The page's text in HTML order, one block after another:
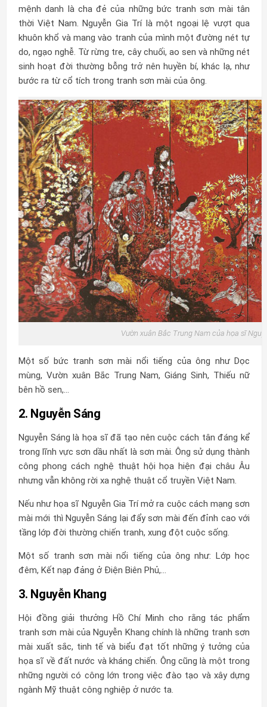
mệnh danh là cha đẻ của những bức tranh sơn mài tân
thời Việt Nam. Nguyễn Gia Trí là một ngoại lệ vượt qua
khuôn khổ và mang vào tranh của mình một đường nét tự
do, ngạo nghễ. Từ rừng tre, cây chuối, ao sen và những nét
sinh hoạt đời thường bỗng trở nên huyền bí, khác lạ, như
bước ra từ cổ tích trong tranh sơn mài của ông.
Vườn xuân Bắc Trung Nam của họa sĩ
Một số bức tranh sơn mài nổi tiếng của ông như Dọc
mùng, Vườn xuân Bắc Trung Nam, Giáng Sinh, Thiếu nữ
bên hồ sen,…
2. Nguyễn Sáng
Nguyễn Sáng là họa sĩ đã tạo nên cuộc cách tân đáng kể
trong lĩnh vực sơn dầu nhất là sơn mài. Ông sử dụng thành
công phong cách nghệ thuật hội họa hiện đại châu Âu
nhưng vẫn không rời xa nghệ thuật cổ truyền Việt Nam.
Nếu như họa sĩ Nguyễn Gia Trí mở ra cuộc cách mạng sơn
mài mới thì Nguyễn Sáng lại đẩy sơn mài đến đỉnh cao với
tầng lớp đời thường chiến tranh, xung đột cuộc sống.
Một số tranh sơn mài nổi tiếng của ông như: Lớp học
đêm, Kết nạp đảng ở Điện Biên Phủ,…
3. Nguyễn Khang
Hội đồng giải thưởng Hồ Chí Minh cho rằng tác phẩm
tranh sơn mài của Nguyễn Khang chính là những tranh sơn
mài xuất sắc, tinh tế và biểu đạt tốt những ý tưởng của
họa sĩ về đất nước và kháng chiến. Ông cũng là một trong
những người có công lớn trong việc đào tạo và xây dựng
ngành Mỹ thuật công nghiệp ở nước ta.